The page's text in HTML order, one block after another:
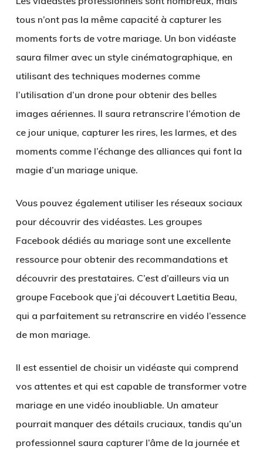
tous n’ont pas la même capacité à capturer les
moments forts de votre mariage. Un bon vidéaste
saura filmer avec un style cinématographique, en
utilisant des techniques modernes comme
l’utilisation d’un drone pour obtenir des belles
images aériennes. Il saura retranscrire l’émotion de
ce jour unique, capturer les rires, les larmes, et des
moments comme l’échange des alliances qui font la
magie d’un mariage unique.
Vous pouvez également utiliser les réseaux sociaux
pour découvrir des vidéastes. Les groupes
Facebook dédiés au mariage sont une excellente
ressource pour obtenir des recommandations et
découvrir des prestataires. C’est d’ailleurs via un
groupe Facebook que j’ai découvert Laetitia Beau,
qui a parfaitement su retranscrire en vidéo l’essence
de mon mariage.
Il est essentiel de choisir un vidéaste qui comprend
vos attentes et qui est capable de transformer votre
mariage en une vidéo inoubliable. Un amateur
pourrait manquer des détails cruciaux, tandis qu’un
professionnel saura capturer l’âme de la journée et